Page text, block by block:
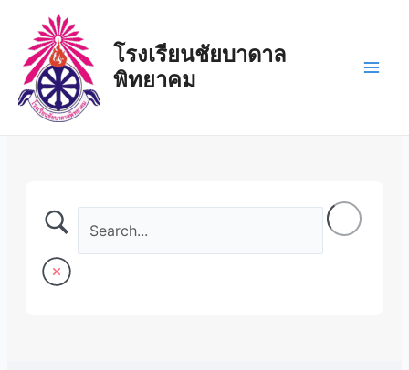
content
โรงเรียนชัยบาดาล
พิทยาคม